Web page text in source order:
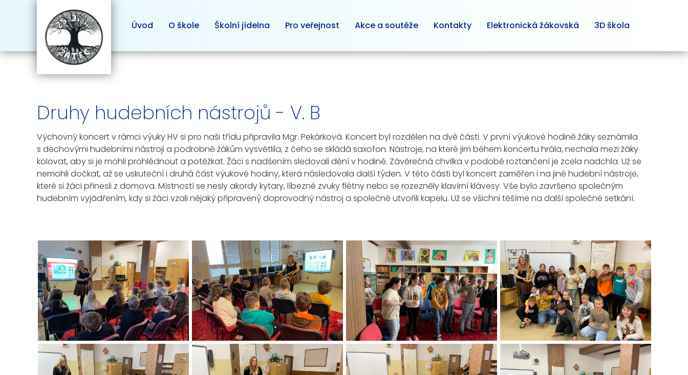
Úvod O škole Školní jídelna Pro veřejnost Akce a soutěže Kontakty Elektronická žákovská 3D škola
Druhy hudebních nástrojů - V. B
Výchovný koncert v rámci výuky HV si pro naši třídu připravila Mgr. Pekárková. Koncert byl rozdělen na dvě části. V první výukové hodině žáky seznámila
s dechovými hudebními nástroji a podrobně žákům vysvětlila, z čeho se skládá saxofon. Nástroje, na které jim během koncertu hrála, nechala mezi žáky
kolovat, aby si je mohli prohlédnout a potěžkat. Žáci s nadšením sledovali dění v hodině. Závěrečná chvilka v podobě roztančení je zcela nadchla. Už se
nemohli dočkat, až se uskuteční i druhá část výukové hodiny, která následovala další týden. V této části byl koncert zaměřen i na jiné hudební nástroje,
které si žáci přinesli z domova. Místností se nesly akordy kytary, líbezné zvuky flétny nebo se rozezněly klavírní klávesy. Vše bylo završeno společným
hudebním vyjádřením, kdy si žáci vzali nějaký připravený doprovodný nástroj a společně utvořili kapelu. Už se všichni těšíme na další společné setkání.